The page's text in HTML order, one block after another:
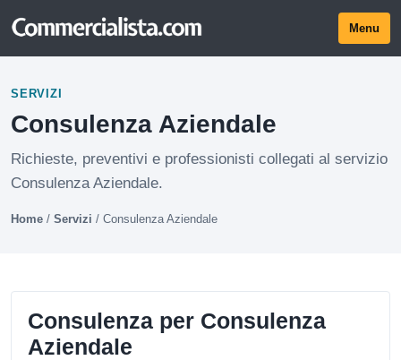
Menu
SERVIZI
Consulenza Aziendale
Richieste, preventivi e professionisti collegati al servizio
Consulenza Aziendale.
Home / Servizi / Consulenza Aziendale
Consulenza per Consulenza
Aziendale